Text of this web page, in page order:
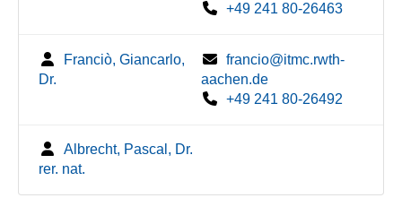
+49 241 80-26463
Franciò, Giancarlo,
Dr.
francio@itmc.rwth-
aachen.de
+49 241 80-26492
Albrecht, Pascal, Dr.
rer. nat.